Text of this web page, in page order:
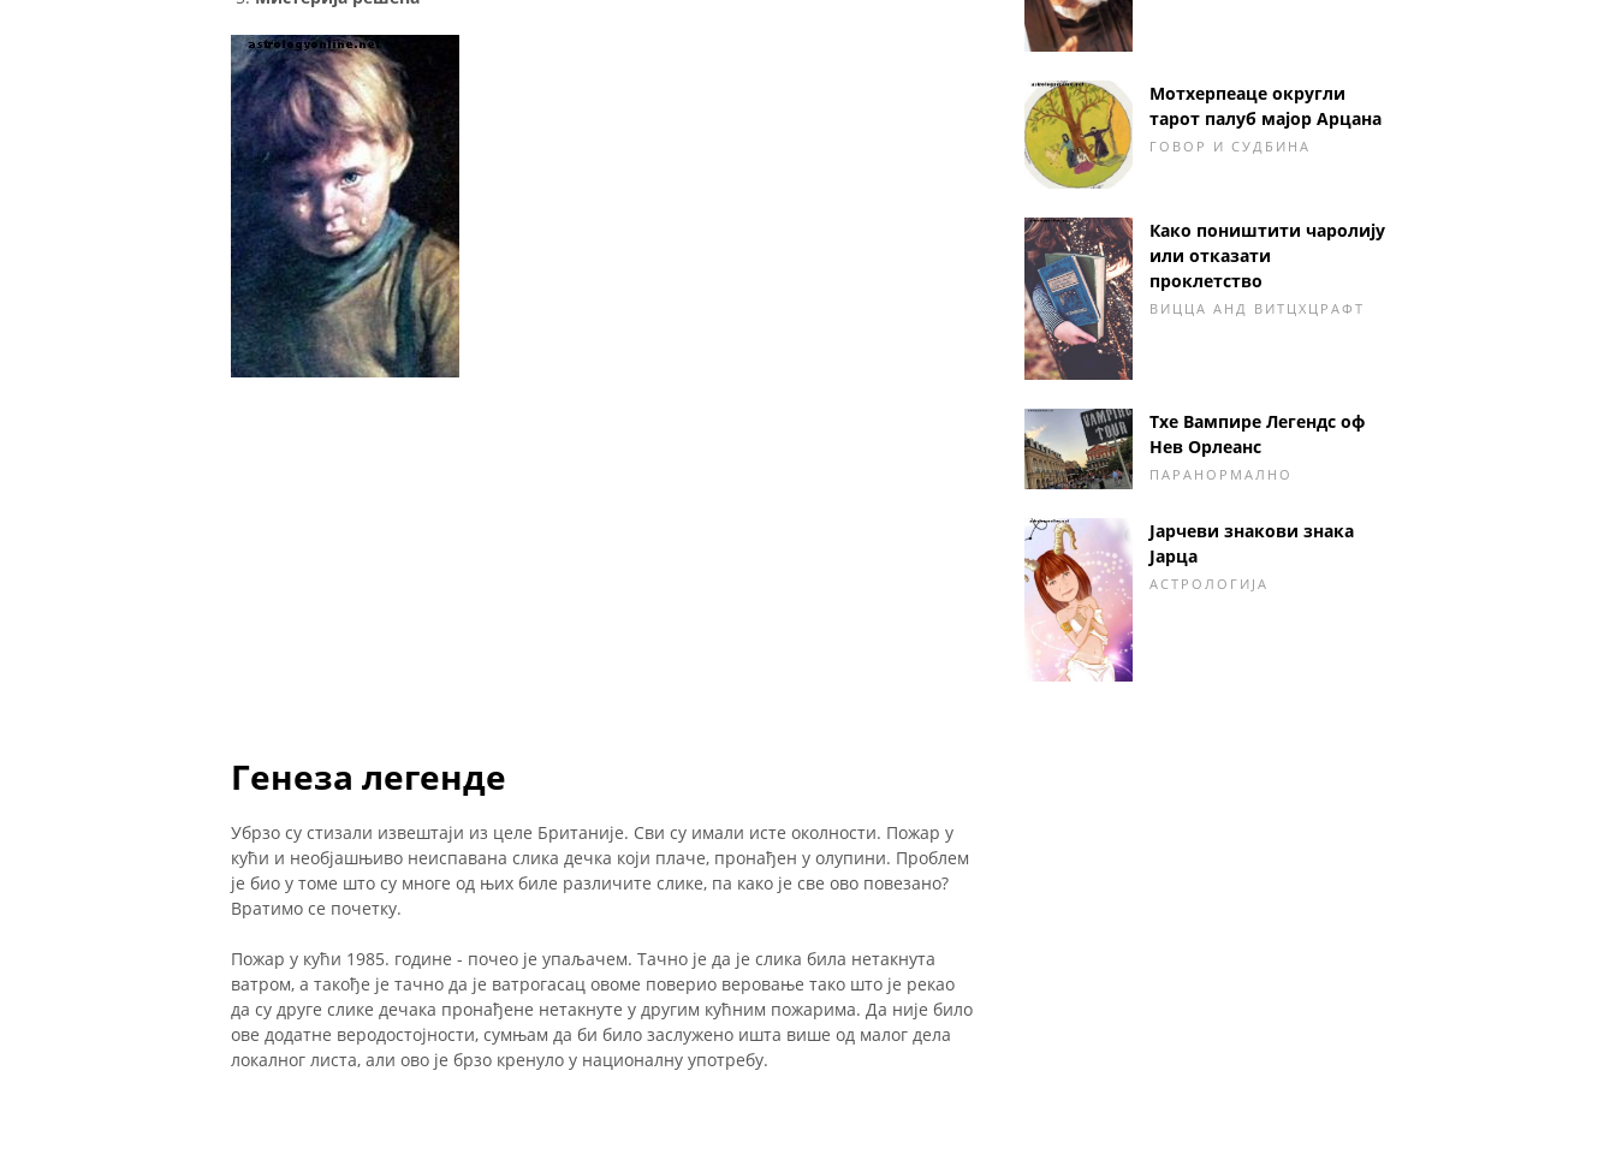
Генеза легенде
Убрзо су стизали извештаји из целе Британије. Сви су имали исте околности. Пожар у
кући и необјашњиво неиспавана слика дечка који плаче, пронађен у олупини. Проблем
је био у томе што су многе од њих биле различите слике, па како је све ово повезано?
Вратимо се почетку.
Пожар у кући 1985. године - почео је упаљачем. Тачно је да је слика била нетакнута
ватром, а такође је тачно да је ватрогасац овоме поверио веровање тако што је рекао
да су друге слике дечака пронађене нетакнуте у другим кућним пожарима. Да није било
ове додатне веродостојности, сумњам да би било заслужено ишта више од малог дела
локалног листа, али ово је брзо кренуло у националну употребу.
Мотхерпеаце округли
тарот палуб мајор Арцана
ГОВОР И СУДБИНА
Како поништити чаролију
или отказати
проклетство
ВИЦЦА АНД ВИТЦХЦРАФТ
Тхе Вампире Легендс оф
Нев Орлеанс
ПАРАНОРМАЛНО
Јарчеви знакови знака
Јарца
АСТРОЛОГИЈА